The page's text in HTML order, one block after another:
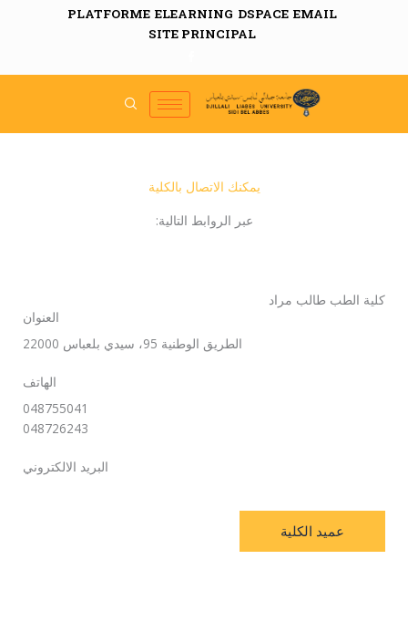
EMAIL
DSPACE
ELEARNING
PLATFORME
SITE PRINCIPAL
يمكنك الاتصال بالكلية
عبر الروابط التالية:
كلية الطب طالب مراد
العنوان
الطريق الوطنية 95، سيدي بلعباس 22000
الهاتف
048755041
048726243
البريد الالكتروني
عميد الكلية